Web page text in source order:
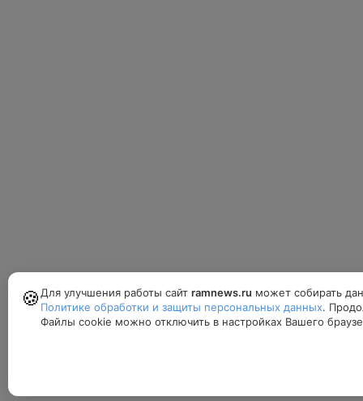
🍪 Для улучшения работы сайт ramnews.ru может собирать
Политике обработки и защиты персональных данных.
Файлы cookie можно отключить в настройках Вашего